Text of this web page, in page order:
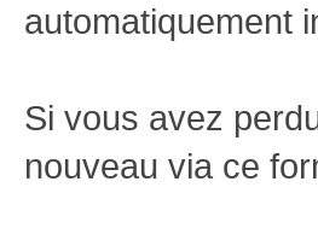
automatiquement
Si vous avez
nouveau via ce